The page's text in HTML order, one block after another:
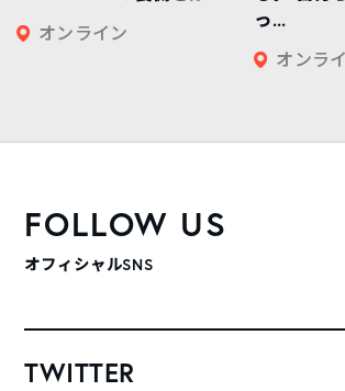
オンライン
っ...
オンラ
FOLLOW US
オフィシャルSNS
TWITTER